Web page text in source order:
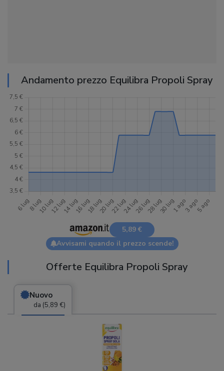
Andamento prezzo Equilibra Propoli Spray
5,89 €
Avvisami quando il prezzo scende!
Offerte Equilibra Propoli Spray
Nuovo
da (5,89 €)